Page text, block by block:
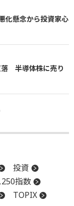
化懸念から投資家心
落 半導体株に売り
投資
指数
TOPIX